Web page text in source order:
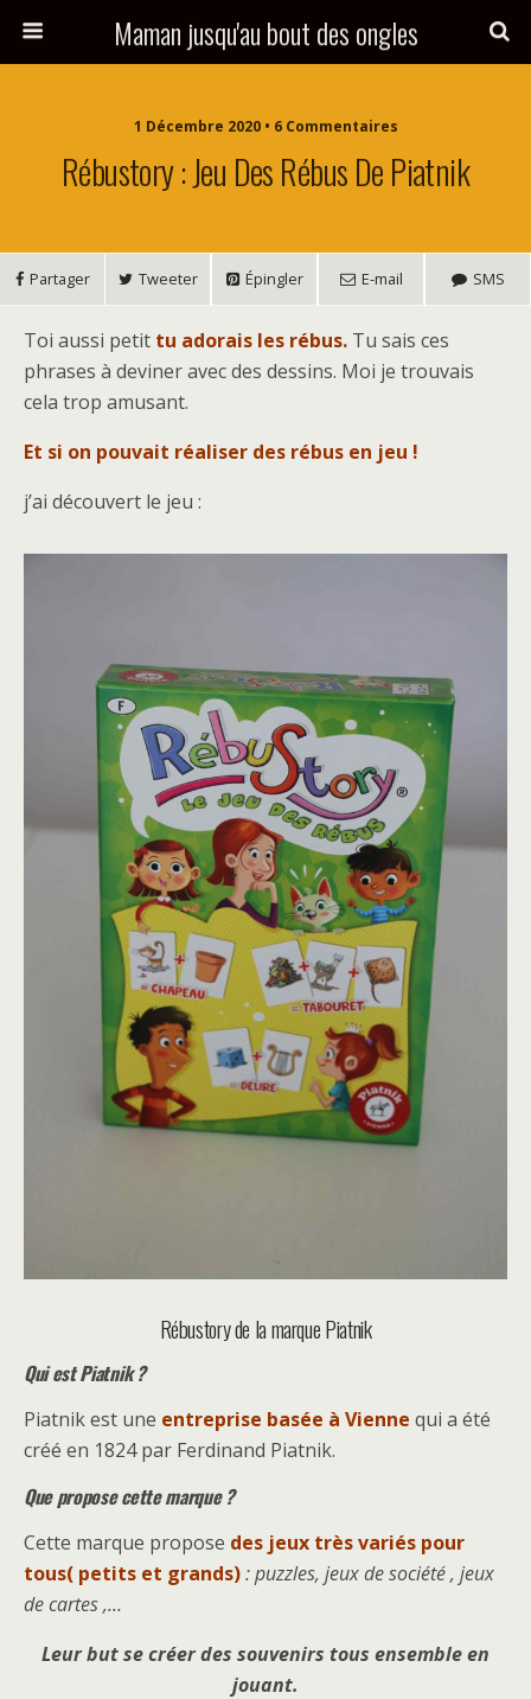
Maman jusqu'au bout des ongles
1 Décembre 2020 • 6 Commentaires
Rébustory : Jeu Des Rébus De Piatnik
Partager Tweeter Épingler E-mail SMS
Toi aussi petit tu adorais les rébus. Tu sais ces
phrases à deviner avec des dessins. Moi je trouvais
cela trop amusant.
Et si on pouvait réaliser des rébus en jeu !
j’ai découvert le jeu :
Rébustory de la marque Piatnik
Qui est Piatnik ?
Piatnik est une entreprise basée à Vienne qui a été
créé en 1824 par Ferdinand Piatnik.
Que propose cette marque ?
Cette marque propose des jeux très variés pour
tous( petits et grands): puzzles, jeux de société , jeux
de cartes ,…
Leur but se créer des souvenirs tous ensemble en
jouant.